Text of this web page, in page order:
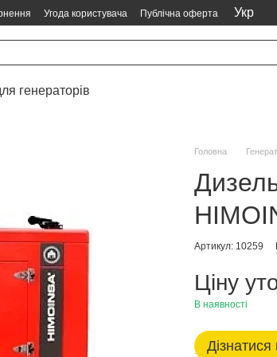
Угода користувача Публічна оферта Укр
генераторів
Головна
Артикул: 10259
Ціну
В наявності
Дізнатися